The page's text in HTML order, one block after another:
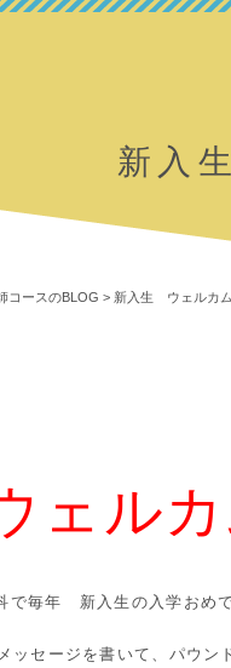
新入
コースのBLOG > 新入生 ウェルカ
ェル
で毎年 新入生の入学おめ
セージを書いて、パウン